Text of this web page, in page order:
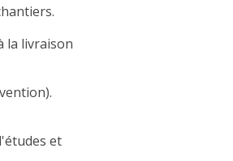
la livraison
et